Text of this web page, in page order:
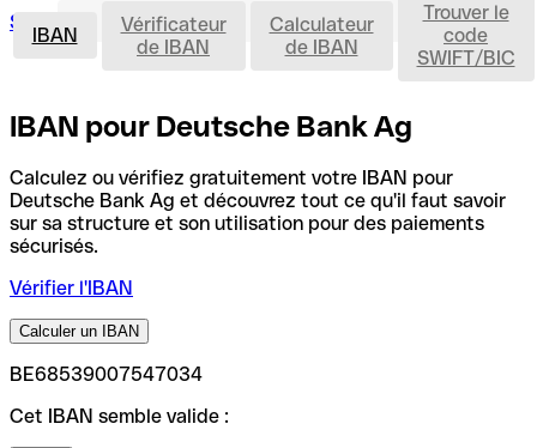
Se connecterOuvrir un compte IBAN
IBAN
Vérificateur
de IBAN
Calculateur
de IBAN
Trouver le
code
SWIFT/BIC
IBAN pour Deutsche Bank Ag
Calculez ou vérifiez gratuitement votre IBAN pour
Deutsche Bank Ag et découvrez tout ce qu'il faut savoir
sur sa structure et son utilisation pour des paiements
sécurisés.
Vérifier l'IBAN
Calculer un IBAN
BE68539007547034
Cet IBAN semble valide :